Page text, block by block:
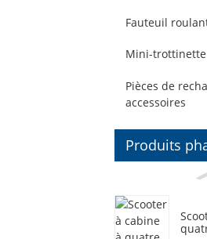
Fauteuil
Mini-
Pièces de
accessoires
Produits